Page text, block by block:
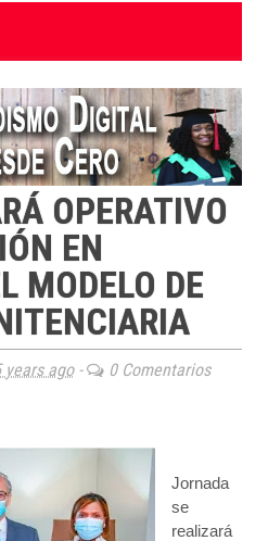
OPERATIVO
EN
MODELO DE
years ago- 0 Comentarios
Jornada
se
realizará